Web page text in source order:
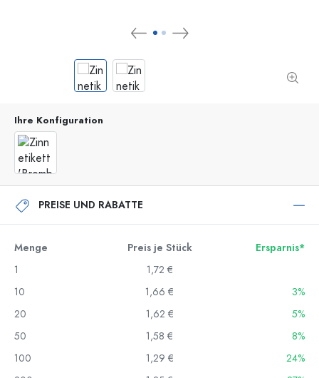
Ihre Konfiguration
PREISE UND RABATTE
Menge Preis je Stück
Ersparnis*
1
1,72 €
10
1,66 €
3%
20
1,62 €
5%
50
1,58 €
8%
100
1,29 €
24%